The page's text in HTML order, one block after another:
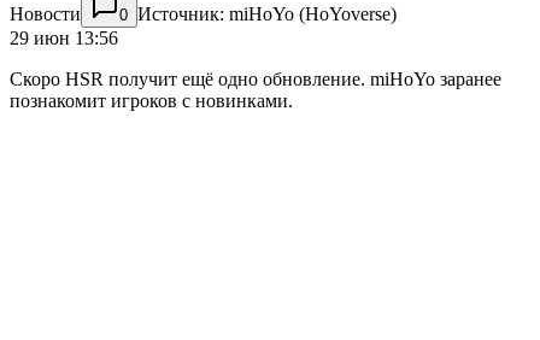
Новости 0 Источник: miHoYo (HoYoverse)
29 июн 13:56
Скоро HSR получит ещё одно обновление. miHoYo заранее
познакомит игроков с новинками.